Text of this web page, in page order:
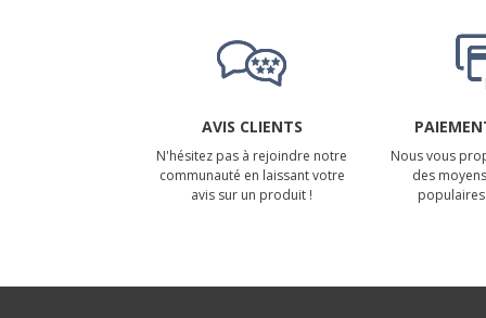
AVIS CLIENTS
N'hésitez pas à rejoindre notre
communauté en laissant votre
avis sur un produit !
Nous vous
des